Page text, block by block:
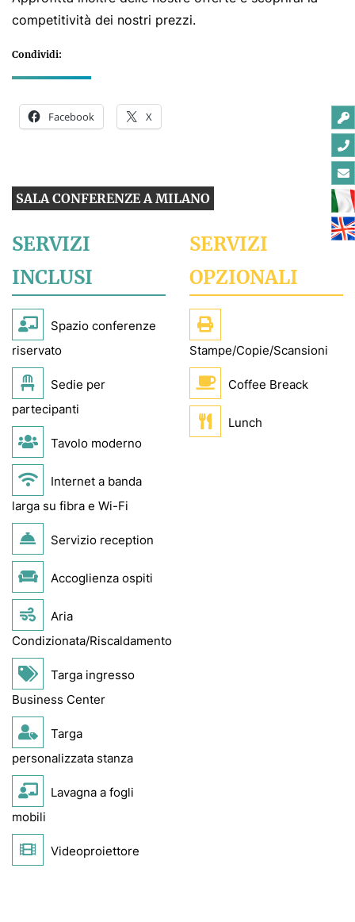
competitività dei nostri prezzi.
Condividi:
Facebook X
SALA CONFERENZE A MILANO
SERVIZI
INCLUSI
Spazio conferenze
riservato
Sedie per
partecipanti
Tavolo moderno
Internet a banda
larga su fibra e Wi-Fi
Servizio reception
Accoglienza ospiti
Aria
Condizionata/Riscaldamento
Targa ingresso
Business Center
Targa
personalizzata stanza
Lavagna a fogli
mobili
Videoproiettore
SERVIZI
OPZIONALI
Stampe/Copie/Scansioni
Coffee Breack
Lunch